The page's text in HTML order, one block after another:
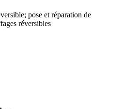
pose et réparation de
réversibles